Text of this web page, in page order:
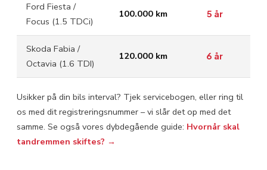
Ford Fiesta /
Focus (1.5 TDCi)
100.000 km 5 år
Skoda Fabia /
Octavia (1.6 TDI)
120.000 km 6 år
Usikker på din bils interval? Tjek servicebogen, eller ring til
os med dit registreringsnummer – vi slår det op med det
samme. Se også vores dybdegående guide: Hvornår skal
tandremmen skiftes? →